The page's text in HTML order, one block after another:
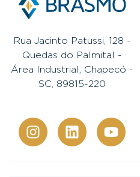
Rua Jacinto Patussi, 128 -
Quedas do Palmital -
Área Industrial, Chapecó -
SC, 89815-220